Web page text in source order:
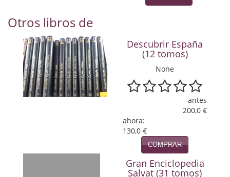
Novela histórica
Novela negra
Novela romántica
Otros idiomas
Papás, Mamás, Bebés…
Otros libros de
Descubrir España
(12 tomos)
None
antes
200,0 €
ahora:
130,0 €
COMPRAR
Gran Enciclopedia
Salvat (31 tomos)